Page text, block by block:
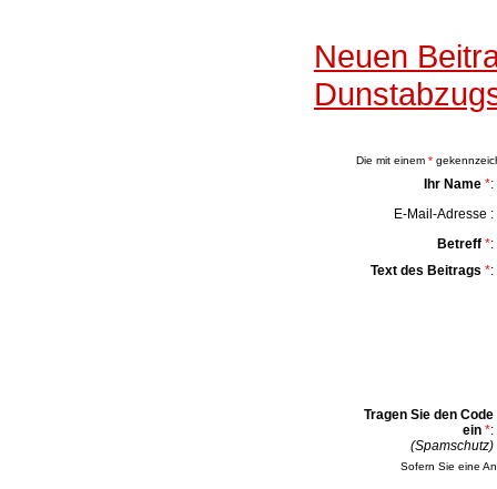
Neuen
Die mit einem *
Ihr Name *:
E-Mail-Adresse :
Betreff *:
Text des Beitrags *:
Tragen Sie den Code
ein *:
(Spamschutz)
Sofern Sie eine